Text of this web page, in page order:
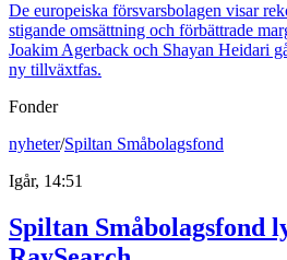
De europeiska försvarsbolagen visar
stigande omsättning och förbättrade
Joakim Agerback och Shayan Heidari
ny tillväxtfas.
Fonder
nyheter/Spiltan Småbolagsfond
Igår, 14:51
Spiltan Småbolagsfond